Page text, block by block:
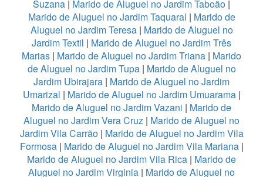
Suzana | Marido de Aluguel no Jardim Taboão |
Marido de Aluguel no Jardim Taquaral | Marido de
Aluguel no Jardim Teresa| Marido de Aluguel no
Jardim Textil | Marido de Aluguel no Jardim Três
Marias | Marido de Aluguel no Jardim Triana | Marido
de Aluguel no Jardim Tupa| Marido de Aluguel no
Jardim Ubirajara | Marido de Aluguel no Jardim
Umarizal | Marido de Aluguel no Jardim Umuarama|
Marido de Aluguel no Jardim Vazani | Marido de
Aluguel no Jardim Vera Cruz | Marido de Aluguel no
Jardim Vila Carrão| Marido de Aluguel no Jardim Vila
Formosa| Marido de Aluguel no Jardim Vila Mariana|
Marido de Aluguel no Jardim Vila Rica | Marido de
Aluguel no Jardim Virginia | Marido de Aluguel no